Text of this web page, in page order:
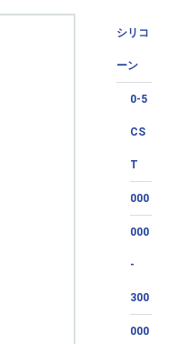
シリコ
ーン
0-5
CS
T
000
000
-
300
000